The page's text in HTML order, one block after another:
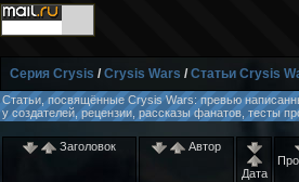
Серия Crysis /Crysis Wars /Статьи Crysis
Статьи, посвящённые Crysis Wars: превью
у создателей, рецензии, рассказы фанатов, тесты
Заголовок Автор
Дата